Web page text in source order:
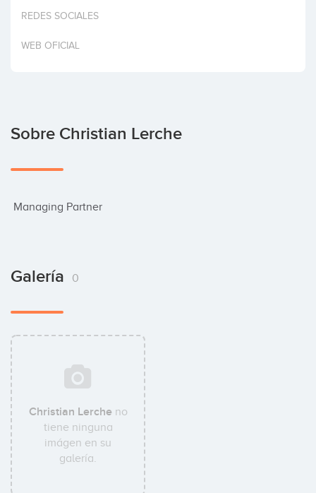
Invertir
REDES SOCIALES
WEB OFICIAL
Sobre Christian Lerche
Managing Partner
Galería 0
Christian Lercheno
tiene ninguna
imágen en su
galería.